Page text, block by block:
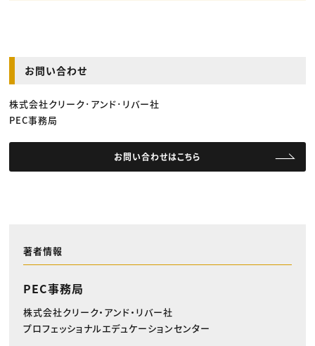
お問い合わせ
株式会社クリーク･アンド･リバー社
PEC事務局
お問い合わせはこちら
著者情報
PEC事務局
株式会社クリーク・アンド・リバー社
プロフェッショナルエデュケーションセンター